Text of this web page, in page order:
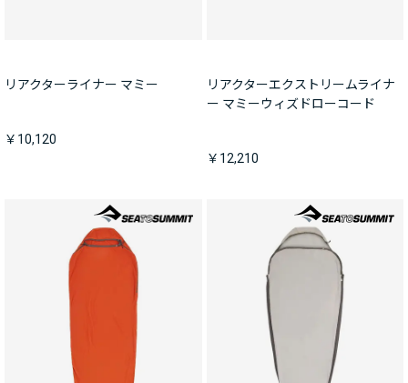
リアクターライナー マミー
￥10,120
リアクターエクストリームライナ
ー マミーウィズドローコード
￥12,210